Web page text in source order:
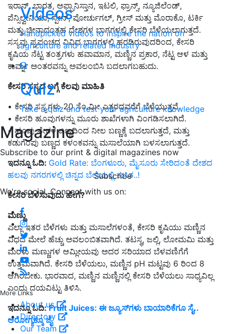
Videos
Handpicked videos to inspire the nation on
agriculture and related industry
Quiz
Take a quiz and test your agriculture knowledge
Magazine
Subscribe to our print & digital magazines now
Subscribe
We're social. Connect with us on:
More Links
About us
Directory
Our Team
ಇರಾನ್, ಭಾರತ, ಅಫ್ಘಾನಿಸ್ತಾನ, ಇಟಲಿ, ಫ್ರಾನ್ಸ್, ನ್ಯೂಜಿಲೆಂಡ್,
ಪೆನ್ಸಿಲ್ವೇನಿಯಾ, ಸ್ಪೇನ್, ಪೋರ್ಚುಗಲ್, ಗ್ರೀಸ್ ಮತ್ತು ಮೊರಾಕೊ, ಟರ್ಕಿ
ಮತ್ತು ಚೀನಾದಂತಹ ದೇಶಗಳ ಭಾಗಗಳಲ್ಲಿ ಕೇಸರಿ ಬೆಳೆಯಲಾಗುತ್ತದೆ.
ಸಸ್ಯವು ಪ್ರಪಂಚದ ವಿವಿಧ ಭಾಗಗಳಲ್ಲಿ ಹರಡಿರುವುದರಿಂದ, ಕೇಸರಿ
ಕೃಷಿಯ ನೆಟ್ಟ ತಂತ್ರಗಳು ಹವಾಮಾನ, ಮಣ್ಣಿನ ಪ್ರಕಾರ, ನೆಟ್ಟ ಆಳ ಮತ್ತು
ಕಾರ್ಮ್ನ ಅಂತರವನ್ನು ಅವಲಂಬಿಸಿ ಬದಲಾಗಬಹುದು.
ಕೇಸರಿ ಸಸ್ಯದ ಬಗ್ಗೆ ಕೆಲವು ಮಾಹಿತಿ
• ಕೇಸರಿ ಸಸ್ಯಗಳು 20 ಸೆಂ.ಮೀ ಎತ್ತರದವರೆಗೆ ಬೆಳೆಯುತ್ತವೆ.
• ಕೇಸರಿ ಹೂವುಗಳನ್ನು ಮೂರು ಶಾಖೆಗಳಾಗಿ ವಿಂಗಡಿಸಲಾಗಿದೆ.
• ಹೂವು ನೇರಳೆ ಬಣ್ಣದಿಂದ ನೀಲ ಬಣ್ಣಕ್ಕೆ ಬದಲಾಗುತ್ತದೆ, ಮತ್ತು
ಕಡುಗೆಂಪು ಬಣ್ಣದ ಕಳಂಕವನ್ನು ಮಸಾಲೆಯಾಗಿ ಬಳಸಲಾಗುತ್ತದೆ.
ಇದನ್ನೂ ಓದಿ: Gold Rate: ಬೆಂಗಳೂರು, ಮೈಸೂರು ಸೇರಿದಂತೆ ದೇಶದ
ಹಲವು ನಗರಗಳಲ್ಲಿ ಚಿನ್ನದ ಬೆಲೆಯಲ್ಲಿ ಕುಸಿತ..!
ಕೇಸರಿ ಬೆಳೆಸುವುದು ಹೇಗೆ?
ಮಣ್ಣು
ಎಲ್ಲಾ ಇತರ ಬೆಳೆಗಳು ಮತ್ತು ಮಸಾಲೆಗಳಂತೆ, ಕೇಸರಿ ಕೃಷಿಯು ಮಣ್ಣಿನ
ವಿಧದ ಮೇಲೆ ಹೆಚ್ಚು ಅವಲಂಬಿತವಾಗಿದೆ. ತಟಸ್ಥ, ಜಲ್ಲಿ, ಲೋಮಮಿ ಮತ್ತು
ಮರಳು ಮಣ್ಣುಗಳ ಆಮ್ಲೀಯವು ಅದರ ಸರಿಯಾದ ಬೆಳವಣಿಗೆಗೆ
ಉತ್ತಮವಾಗಿದೆ. ಕೇಸರಿ ಬೆಳೆಯಲು, ಮಣ್ಣಿನ pH ಮಟ್ಟವು 6 ರಿಂದ 8
ಆಗಿರಬೇಕು. ಭಾರವಾದ, ಮಣ್ಣಿನ ಮಣ್ಣಿನಲ್ಲಿ ಕೇಸರಿ ಬೆಳೆಯಲು ಸಾಧ್ಯವಿಲ್ಲ
ಎಂದು ದಯವಿಟ್ಟು ತಿಳಿಸಿ.
ಇದನ್ನೂ ಓದಿ:Fruit Juices: ಈ ಜ್ಯೂಸ್‌ಗಳು ಬಾಯಾರಿಕೆಗೂ ಸೈ..
ಆರೋಗ್ಯಕ್ಕೂ ಜೈ